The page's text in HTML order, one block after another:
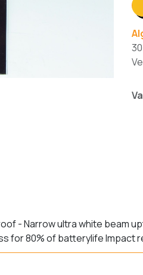
- Narrow ultra white beam
for 80% of batterylife Impact